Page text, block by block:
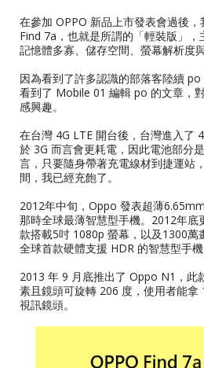
在參加 OPPO 新品上市發表會過後
Find 7a，也就是所謂的「輕裝版」，
記憶體多寡、儲存空間、螢幕解析度
因為看到了許多認識的部落客陸續
看到了 Mobile 01 編輯 po 的文章，
感興趣。
在台灣 4G LTE 開台後，台灣進入了
於 3G 而言會更耗電，因此電池部分
言，只要隨身帶著充電線材到捷運站
間，我已經充飽了。
2012年中旬，Oppo 發表超薄
那時全球最薄智慧型手機。2012年底
款搭載5吋 1080p 螢幕，以及1300萬
全球首款硬體支援 HDR 的智慧型手機
2013 年 9 月底推出了 Oppo N1，此
素且鏡頭可旋轉 206 度，使用者能
視訊鏡頭。